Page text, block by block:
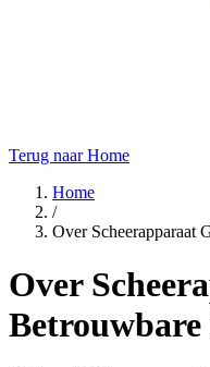
Terug naar Home
Home
/
Over Scheerapparaat
Over